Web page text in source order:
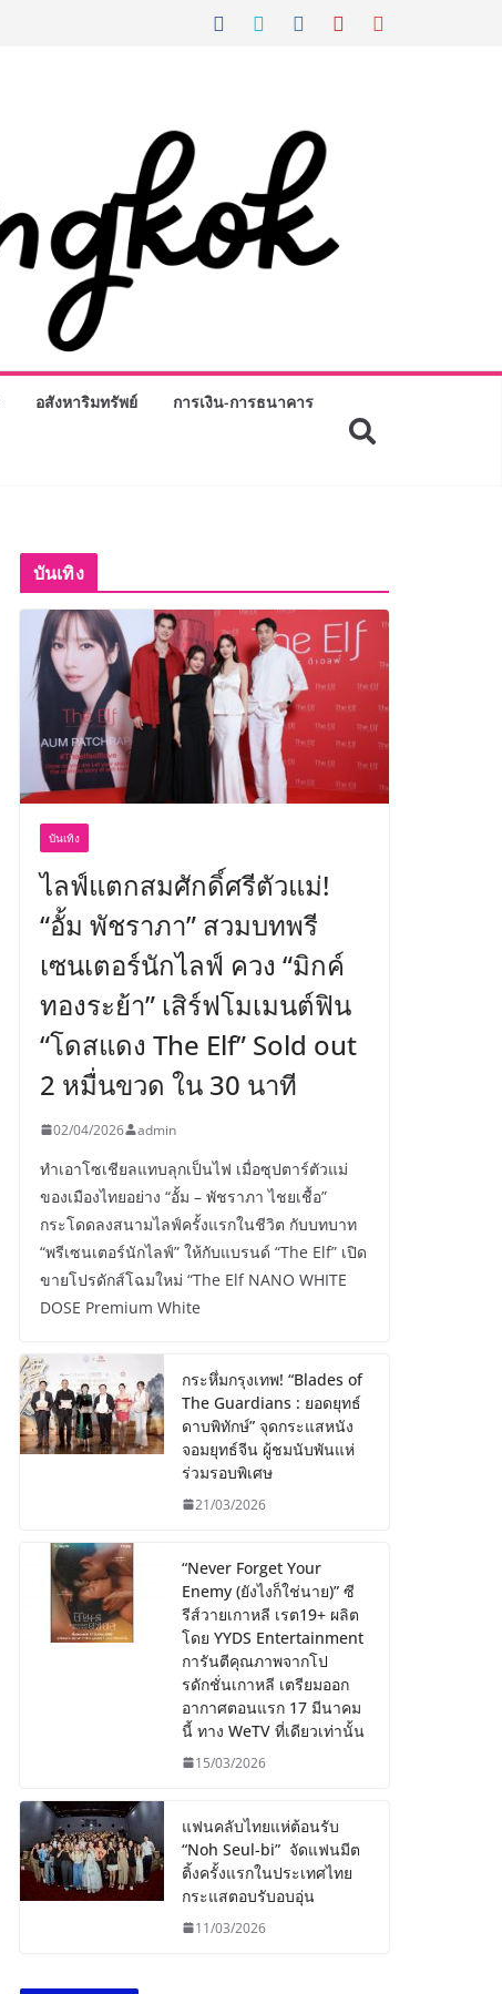
อสังหาริมทรัพย์ การเงิน-การธนาคาร
บันเทิง
บันเทิง
ไลฟ์แตกสมศักดิ์ศรีตัวแม่!
“อั้ม พัชราภา” สวมบทพรี
เซนเตอร์นักไลฟ์ ควง “มิกค์
ทองระย้า” เสิร์ฟโมเมนต์ฟิน
“โดสแดง The Elf” Sold out
2 หมื่นขวด ใน 30 นาที
02/04/2026 admin
ทำเอาโซเชียลแทบลุกเป็นไฟ เมื่อซุปตาร์ตัวแม่
ของเมืองไทยอย่าง “อั้ม – พัชราภา ไชยเชื้อ”
กระโดดลงสนามไลฟ์ครั้งแรกในชีวิต กับบทบาท
“พรีเซนเตอร์นักไลฟ์” ให้กับแบรนด์ “The Elf” เปิด
ขายโปรดักส์โฉมใหม่ “The Elf NANO WHITE
DOSE Premium White
กระหึ่มกรุงเทพ! “Blades of
The Guardians : ยอดยุทธ์
ดาบพิทักษ์” จุดกระแสหนัง
จอมยุทธ์จีน ผู้ชมนับพันแห่
ร่วมรอบพิเศษ
21/03/2026
“Never Forget Your
Enemy (ยังไงก็ใช่นาย)” ซี
รีส์วายเกาหลี เรต19+ ผลิต
โดย YYDS Entertainment
การันตีคุณภาพจากโป
รดักชั่นเกาหลี เตรียมออก
อากาศตอนแรก 17 มีนาคม
นี้ ทาง WeTV ที่เดียวเท่านั้น
15/03/2026
แฟนคลับไทยแห่ต้อนรับ
“Noh Seul-bi” จัดแฟนมีต
ติ้งครั้งแรกในประเทศไทย
กระแสตอบรับอบอุ่น
11/03/2026